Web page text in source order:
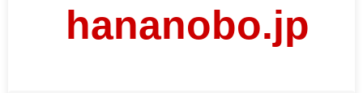
hananobo.jp